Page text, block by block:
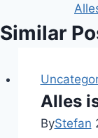
Similar
Alles
ByStefan